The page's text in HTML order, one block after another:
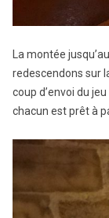
La montée
redescendons sur
coup d’envoi du
chacun est prêt à